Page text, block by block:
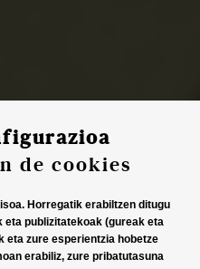
de cookies
Horregatik erabiltzen ditugu
eta publizitatekoak (gureak eta
eta zure esperientzia hobetze
erabiliz, zure pribatutasuna